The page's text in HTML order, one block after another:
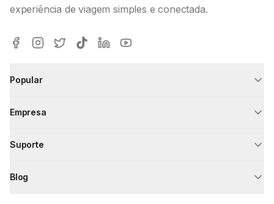
experiência de viagem simples e conectada.
Popular
Empresa
Suporte
Blog